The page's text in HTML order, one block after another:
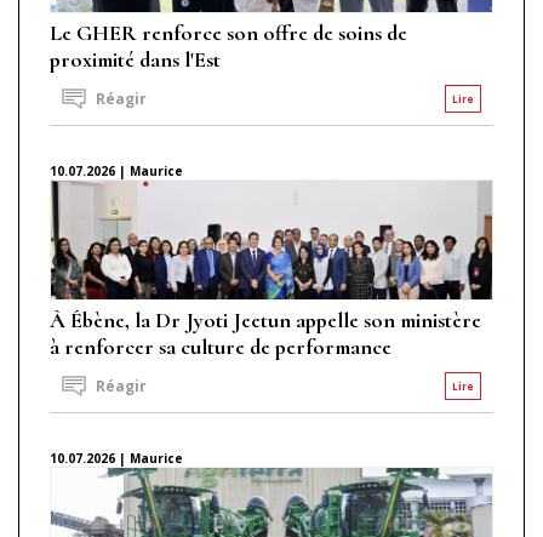
Le GHER renforce son offre de soins de
proximité dans l'Est
Lire
Réagir
10.07.2026 | Maurice
À Ébène, la Dr Jyoti Jeetun appelle son ministère
à renforcer sa culture de performance
Lire
Réagir
10.07.2026 | Maurice